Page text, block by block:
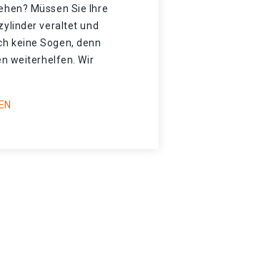
Müssen Sie Ihre
veraltet und
keine Sogen, denn
weiterhelfen. Wir